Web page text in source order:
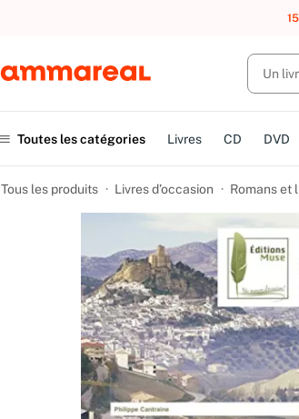
UN ACHAT,
Toutes les catégories Livres CD DVD
Tous les produits Livres d’occasion Romans et